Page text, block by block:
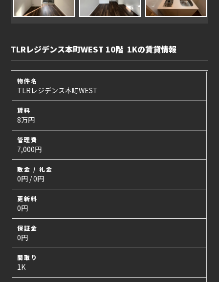
TLRレジデンス本町WEST 10階 1Kの賃貸情報
物件名
TLRレジデンス本町WEST
賃料
8万円
管理費
7,000円
敷金 / 礼金
0円 / 0円
更新料
0円
保証金
0円
間取り
1K